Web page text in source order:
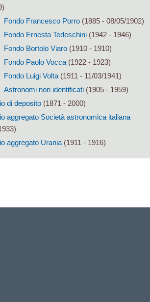
Fondo Francesco Porro (1885 - 08/05/1902)
Fondo Ernesta Tedeschini (1942 - 1946)
Fondo Bortolo Viaro (1910 - 1910)
Fondo Paolo Vocca (1922 - 1923)
Fondo Luigi Volta (1911 - 11/03/1941)
Astronomi non identificati (1905 - 1959)
di deposito(1871 - 2000)
aggregato Società astronomica italiana
aggregato Urania(1911 - 1916)